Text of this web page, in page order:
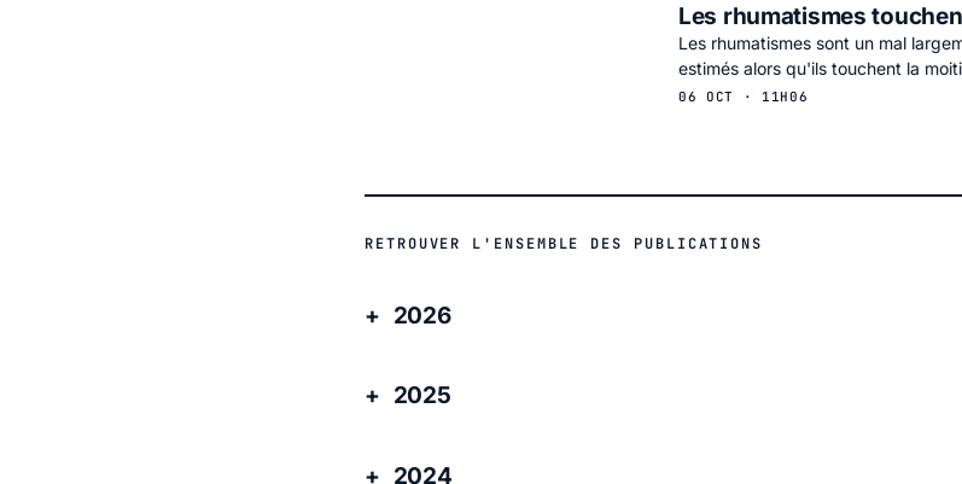
Les rhumatismes
Les rhumatismes sont un mal
estimés alors qu'ils touchent la
06 OCT · 11H06
RETROUVER L'ENSEMBLE DES PUBLICATIONS
2026
2025
2024